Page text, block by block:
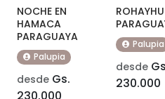
NOCHE EN
HAMACA
PARAGUAYA
Palupia
desde Gs.
ROHAYHU
Palupia
desde
230.000